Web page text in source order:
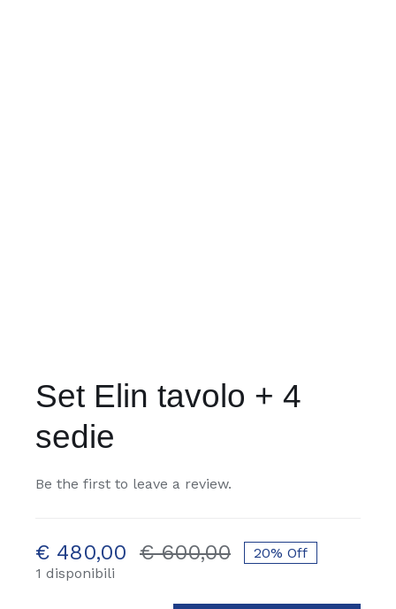
Set Elin tavolo + 4
sedie
Be the first to leave a review.
€600,00Il
€480,00
Il
20% Off
1 disponibili